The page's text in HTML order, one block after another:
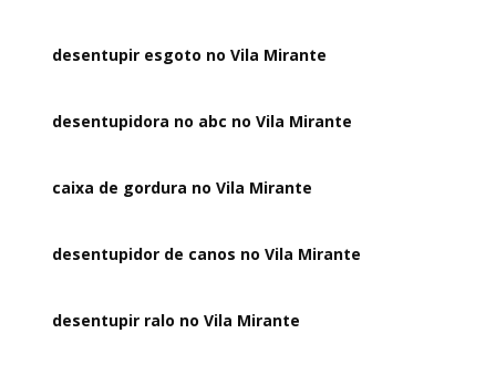
desentupir esgoto no Vila Mirante
desentupidora no abc no Vila Mirante
caixa de gordura no Vila Mirante
desentupidor de canos no Vila Mirante
desentupir ralo no Vila Mirante